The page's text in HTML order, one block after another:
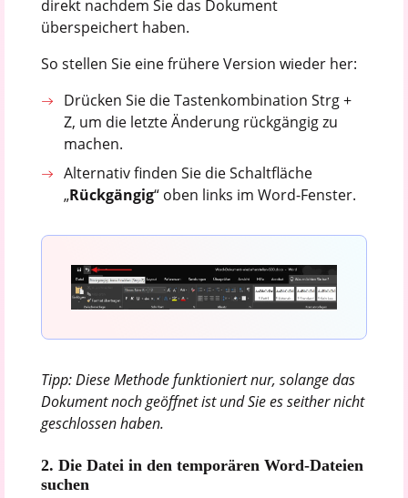
direkt nachdem Sie das Dokument
überspeichert haben.
So stellen Sie eine frühere Version wieder her:
Drücken Sie die Tastenkombination Strg +
Z, um die letzte Änderung rückgängig zu
machen.
Alternativ finden Sie die Schaltfläche
„Rückgängig“ oben links im Word-Fenster.
Tipp: Diese Methode funktioniert nur, solange das
Dokument noch geöffnet ist und Sie es seither nicht
geschlossen haben.
2. Die Datei in den temporären Word-Dateien
suchen